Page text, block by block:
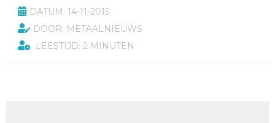
DATUM: 14-11-2015
DOOR: METAALNIEUWS
LEESTIJD: 2 MINUTEN